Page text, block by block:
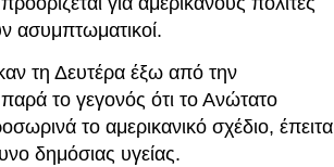
ασυμπτωματικοί.
τη Δευτέρα έξω από την
το γεγονός ότι το Ανώτατο
το αμερικανικό σχέδιο, έπειτα
δημόσιας υγείας.